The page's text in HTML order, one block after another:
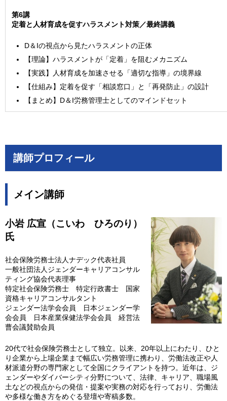
第6講
定着と人材育成を促すハラスメント対策／最終講義
D＆Iの視点から見たハラスメントの正体
【理論】ハラスメントが「定着」を阻むメカニズム
【実践】人材育成を加速させる「適切な指導」の境界線
【仕組み】定着を促す「相談窓口」と「再発防止」の設計
【まとめ】D＆I労務管理士としてのマインドセット
講師プロフィール
メイン講師
小岩 広宣（こいわ ひろのり）
氏
社会保険労務士法人ナデック代表社員
一般社団法人ジェンダーキャリアコンサル
ティング協会代表理事
特定社会保険労務士 特定行政書士 国家
資格キャリアコンサルタント
ジェンダー法学会会員 日本ジェンダー学
会会員 日本産業保健法学会会員 経営法
曹会議賛助会員
20代で社会保険労務士として独立。以来、20年以上にわたり、ひと
り企業から上場企業まで幅広い労務管理に携わり、労働法改正や人
材派遣分野の専門家として全国にクライアントを持つ。近年は、ジ
ェンダーやダイバーシティ分野について、法律、キャリア、職場風
土などの視点からの発信・提案や実務の対応を行っており、労働法
や多様な働き方をめぐる登壇や寄稿多数。